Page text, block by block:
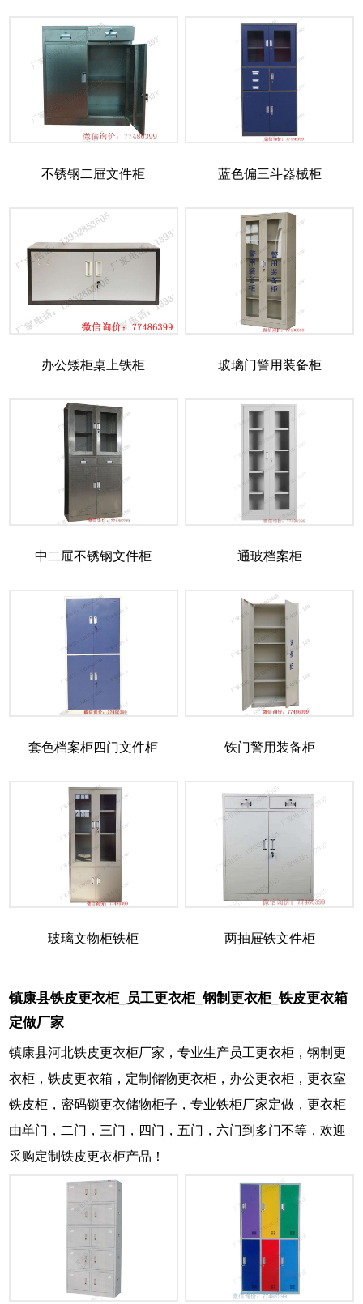
不锈钢二屉文件柜 蓝色偏三斗器械柜
办公矮柜桌上铁柜 玻璃门警用装备柜
中二屉不锈钢文件柜 通玻档案柜
套色档案柜四门文件柜 铁门警用装备柜
玻璃文物柜铁柜 两抽屉铁文件柜
镇康县铁皮更衣柜_员工更衣柜_钢制更衣柜_铁皮更衣箱
定做厂家
镇康县河北铁皮更衣柜厂家，专业生产员工更衣柜，钢制更
衣柜，铁皮更衣箱，定制储物更衣柜，办公更衣柜，更衣室
铁皮柜，密码锁更衣储物柜子，专业铁柜厂家定做，更衣柜
由单门，二门，三门，四门，五门，六门到多门不等，欢迎
采购定制铁皮更衣柜产品！